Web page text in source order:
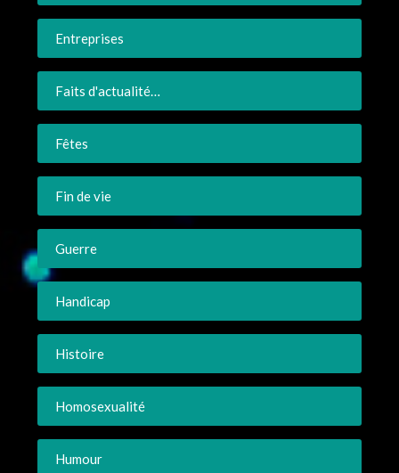
Entreprises
Faits d'actualité…
Fêtes
Fin de vie
Guerre
Handicap
Histoire
Homosexualité
Humour